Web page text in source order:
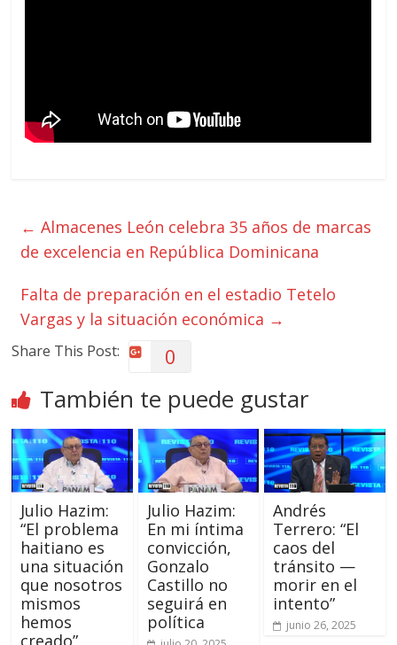
← Almacenes León celebra 35 años de marcas
de excelencia en República Dominicana
Falta de preparación en el estadio Tetelo
Vargas y la situación económica →
Share This Post: 0
También te puede gustar
Julio Hazim:
“El problema
haitiano es
una situación
que nosotros
mismos
hemos
creado”
Julio Hazim:
En mi íntima
convicción,
Gonzalo
Castillo no
seguirá en
política
Andrés
Terrero: “El
caos del
tránsito —
morir en el
intento”
junio 26, 2025